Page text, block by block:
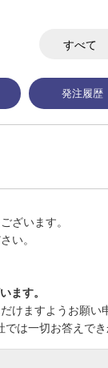
発注履歴
ざいます。
い。
ます。
けますようお願い
は一切お答えでき